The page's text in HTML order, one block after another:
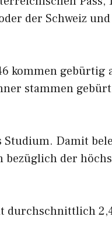
der Schweiz
kommen gebürtig
stammen
Studium. Damit
bezüglich der
durchschnittlich